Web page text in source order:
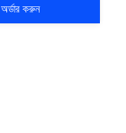
অর্ডার করুন